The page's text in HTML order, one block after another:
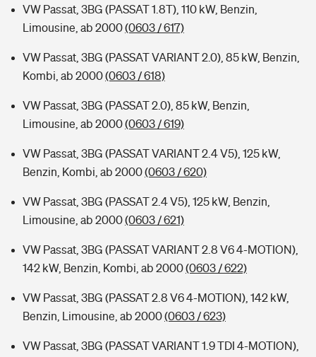
VW Passat, 3BG (PASSAT 1.8T), 110 kW, Benzin,
Limousine, ab 2000(0603 / 617)
VW Passat, 3BG (PASSAT VARIANT 2.0), 85 kW, Benzin,
Kombi, ab 2000(0603 / 618)
VW Passat, 3BG (PASSAT 2.0), 85 kW, Benzin,
Limousine, ab 2000(0603 / 619)
VW Passat, 3BG (PASSAT VARIANT 2.4 V5), 125 kW,
Benzin, Kombi, ab 2000(0603 / 620)
VW Passat, 3BG (PASSAT 2.4 V5), 125 kW, Benzin,
Limousine, ab 2000(0603 / 621)
VW Passat, 3BG (PASSAT VARIANT 2.8 V6 4-MOTION),
142 kW, Benzin, Kombi, ab 2000(0603 / 622)
VW Passat, 3BG (PASSAT 2.8 V6 4-MOTION), 142 kW,
Benzin, Limousine, ab 2000(0603 / 623)
VW Passat, 3BG (PASSAT VARIANT 1.9 TDI 4-MOTION),